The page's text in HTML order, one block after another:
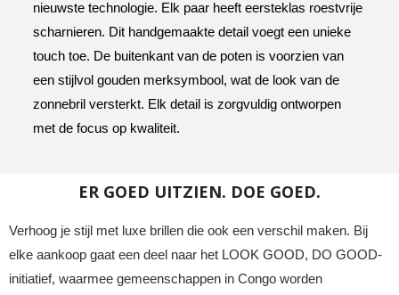
nieuwste technologie. Elk paar heeft eersteklas roestvrije
scharnieren. Dit handgemaakte detail voegt een unieke
touch toe. De buitenkant van de poten is voorzien van
een stijlvol gouden merksymbool, wat de look van de
zonnebril versterkt. Elk detail is zorgvuldig ontworpen
met de focus op kwaliteit.
ER GOED UITZIEN. DOE GOED.
Verhoog je stijl met luxe brillen die ook een verschil maken. Bij
elke aankoop gaat een deel naar het LOOK GOOD, DO GOOD-
initiatief, waarmee gemeenschappen in Congo worden